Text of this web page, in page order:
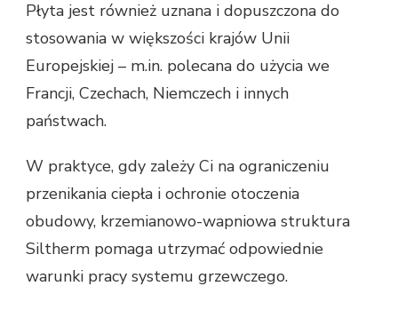
Płyta jest również uznana i dopuszczona do
stosowania w większości krajów Unii
Europejskiej – m.in. polecana do użycia we
Francji, Czechach, Niemczech i innych
państwach.
W praktyce, gdy zależy Ci na ograniczeniu
przenikania ciepła i ochronie otoczenia
obudowy, krzemianowo-wapniowa struktura
Siltherm pomaga utrzymać odpowiednie
warunki pracy systemu grzewczego.